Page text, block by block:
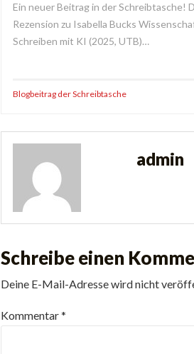
Ein neuer Beitrag in der Schreibtasche!
Rezension zu Isabella Bucks
Schreiben mit KI (2025, UTB)…
Blogbeitrag der Schreibtasche
admin
Schreibe einen
Deine E-Mail-Adresse wird nicht
Kommentar*